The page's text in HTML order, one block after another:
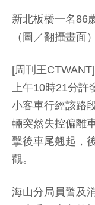
新北板橋一名86
（圖／翻攝畫面）
[周刊王
上午10時21分許
小客車行經該路
輛突然失控偏離
擊後車尾翹起，
觀。
海山分局員警及